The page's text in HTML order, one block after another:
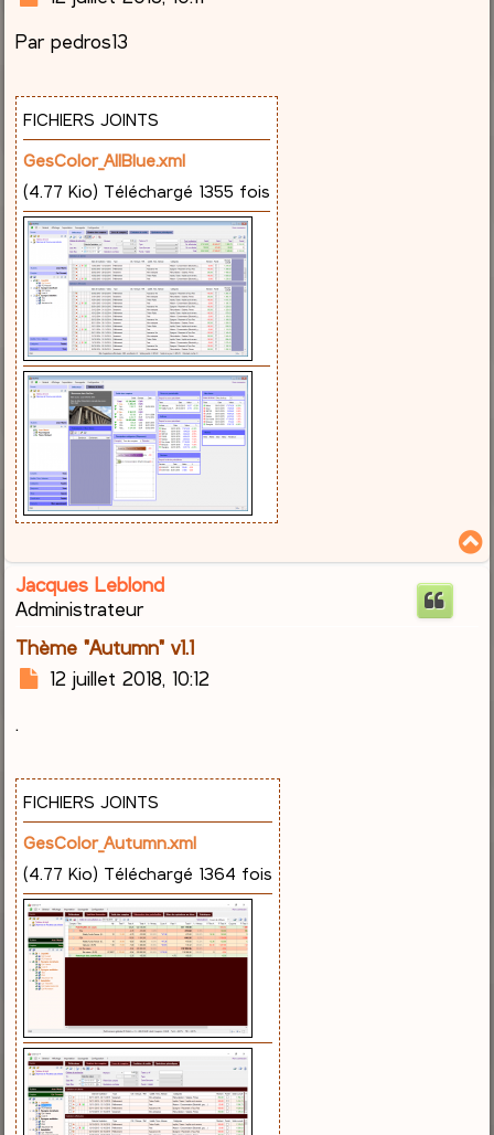
s
a
g
e
Par pedros13
FICHIERS JOINTS
GesColor_AllBlue.xml
(4.77 Kio) Téléchargé 1355 fois
Jacques Leblond
Administrateur
Thème "Autumn" v1.1
M
a
g
e
12 juillet 2018, 10:12
.
FICHIERS JOINTS
GesColor_Autumn.xml
(4.77 Kio) Téléchargé 1364 fois